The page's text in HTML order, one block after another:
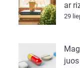
ar
29